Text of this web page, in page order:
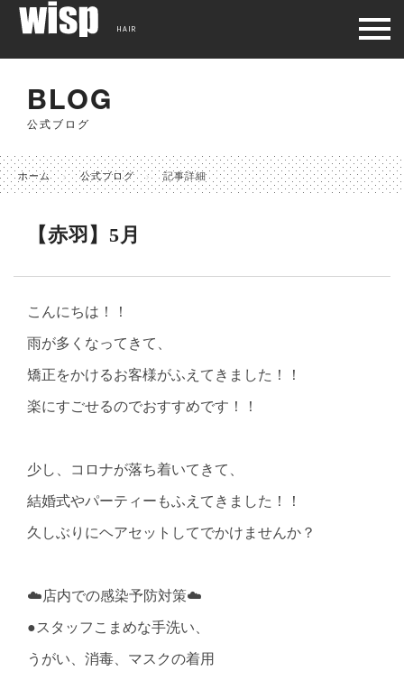
BLOG
公式ブログ
ホーム 公式ブログ 記事詳細
【赤羽】5月
こんにちは！！
雨が多くなってきて、
矯正をかけるお客様がふえてきました！！
楽にすごせるのでおすすめです！！
少し、コロナが落ち着いてきて、
結婚式やパーティーもふえてきました！！
久しぶりにヘアセットしてでかけませんか？
☁️店内での感染予防対策☁️
●スタッフこまめな手洗い、
うがい、消毒、マスクの着用
HAIR